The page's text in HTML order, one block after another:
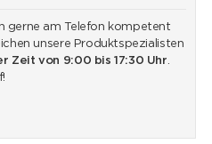
gerne am Telefon kompetent
unsere Produktspezialisten
Zeit von 9:00 bis 17:30 Uhr.